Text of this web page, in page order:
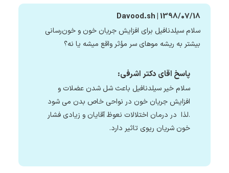
Davood.sh | 1398/07/18
سلام سیلدنافیل برای افزایش جریان خون و خون‌رسانی
بیشتر به ریشه موهای سر مؤثر واقع میشه یا نه؟
پاسخ اقای دکتر اشرفی:
سلام خیر سیلدنافیل باعث شل شدن عضلات و
افزایش جریان خون در نواحی خاص بدن می شود
.لذا در درمان اختلالات نعوظ آقایان و زیادی فشار
خون شریان ریوی تاثیر دارد.